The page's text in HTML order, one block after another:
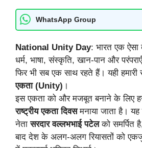
WhatsApp Group
National Unity Day: भारत एक
धर्म, भाषा, संस्कृति, खान-पान और
फिर भी सब एक साथ रहते हैं। यही
एकता (Unity) ।
इस एकता को और मजबूत बनाने के लिए
राष्ट्रीय एकता दिवसमनाया जाता है।
नेतासरदार वल्लभभाई पटेलको समर्पित
बाद देश के अलग-अलग रियासतों को